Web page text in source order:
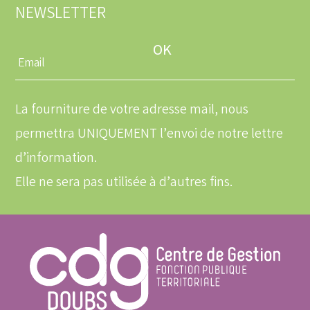
NEWSLETTER
Entrez
une
email
La fourniture de votre adresse mail, nous
permettra UNIQUEMENT l’envoi de notre lettre
d’information.
Elle ne sera pas utilisée à d’autres fins.